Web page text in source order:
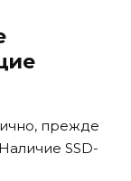
прежде
SSD-